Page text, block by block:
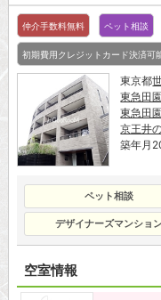
仲介手数料無料 ペット相談
初期費用クレジットカード決済可
東京都
東急田
東急田
京王井
築年月
ペット相談
デザイナーズマンショ
空室情報